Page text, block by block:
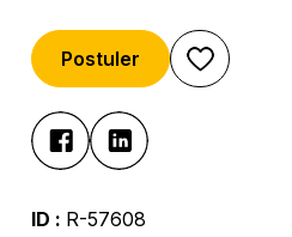
Postuler
ID : R-57608